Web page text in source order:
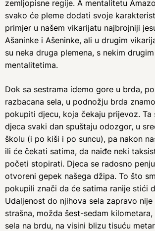
zemljopisne regije. A mentalitetu
svako će pleme dodati svoje
primjer u našem vikarijatu najbrojniji
Ašaninke i Ašeninke, ali u drugim
su neka druga plemena, s nekim drugim
mentalitetima.
Dok sa sestrama idemo gore u brda,
razbacana sela, u podnožju brda znamo
pokupiti djecu, koja čekaju prijevoz. Ta
djeca svaki dan spuštaju odozgor, u
školu (i po kiši i po suncu), pa nakon
ili će čekati satima, da naiđe neki
početi stopirati. Djeca se radosno
otvoreni gepek našega džipa. To što
pokupili znači da će satima ranije stići
Udaljenost do njihova sela zapravo nije
strašna, možda šest-sedam kilometara,
sela na brdu, na visini blizu tisuću